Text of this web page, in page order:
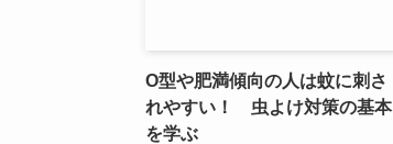
O型や肥満傾向の人は蚊に刺さ
れやすい！ 虫よけ対策の基本
を学ぶ